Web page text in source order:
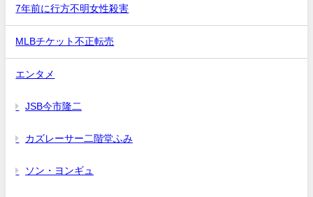
7年前に行方不明女性殺害
MLBチケット不正転売
エンタメ
JSB今市隆二
カズレーサー二階堂ふみ
ソン・ヨンギュ